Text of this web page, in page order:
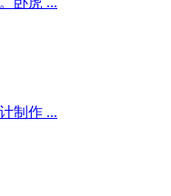
制作 ...